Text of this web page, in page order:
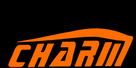
Soy
Cliente de CHARM
Introduzca a continuación su dirección
laboral actual para verificar que es un